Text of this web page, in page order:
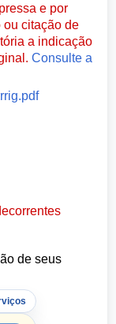
e por
ou citação de
a indicação
Consulte a
de seus